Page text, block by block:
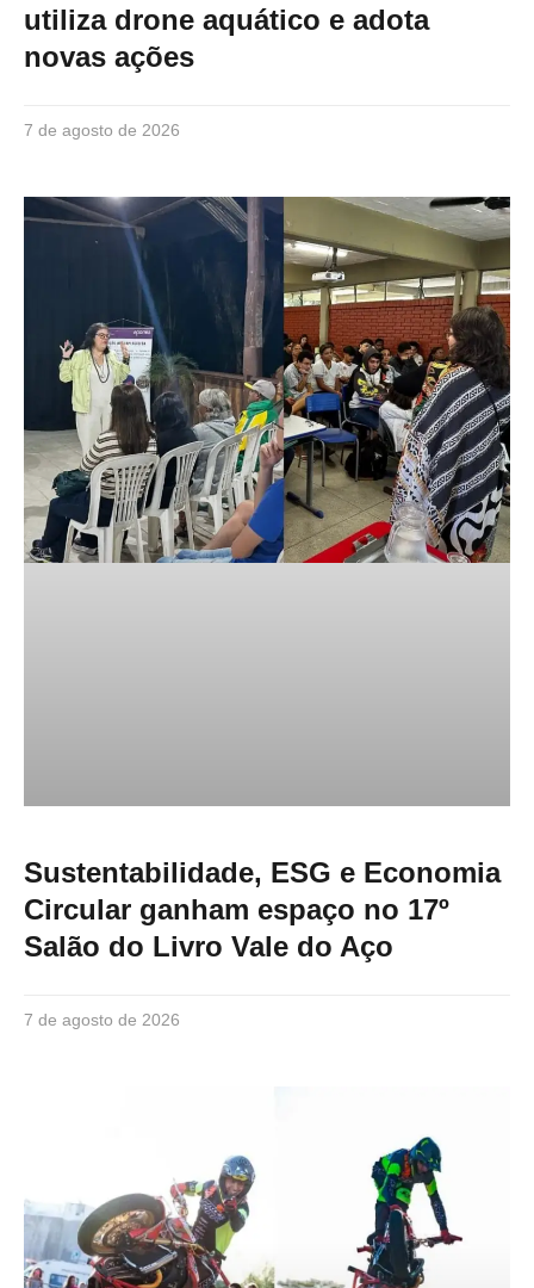
utiliza drone aquático e adota
novas ações
7 de agosto de 2026
Sustentabilidade, ESG e Economia
Circular ganham espaço no 17º
Salão do Livro Vale do Aço
7 de agosto de 2026